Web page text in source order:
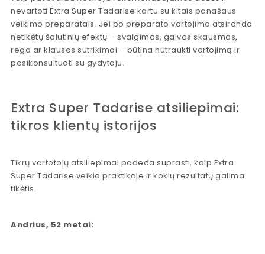
nevartoti Extra Super Tadarise kartu su kitais panašaus
veikimo preparatais. Jei po preparato vartojimo atsiranda
netikėtų šalutinių efektų – svaigimas, galvos skausmas,
rega ar klausos sutrikimai – būtina nutraukti vartojimą ir
pasikonsultuoti su gydytoju.
Extra Super Tadarise atsiliepimai:
tikros klientų istorijos
Tikrų vartotojų atsiliepimai padeda suprasti, kaip Extra
Super Tadarise veikia praktikoje ir kokių rezultatų galima
tikėtis.
Andrius, 52 metai: